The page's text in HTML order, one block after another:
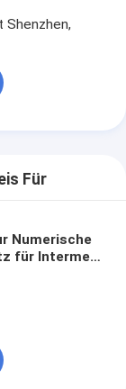
Shenzhen,
Für
Numerische
für Intermec